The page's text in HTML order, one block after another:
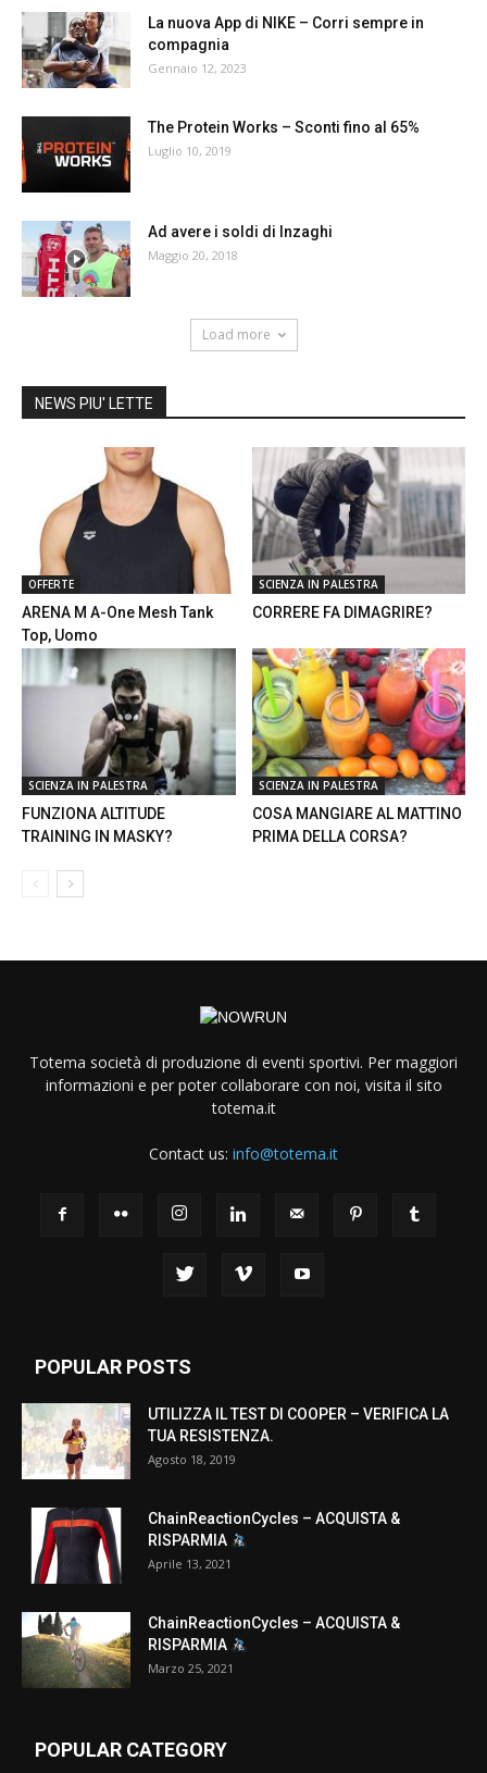
La nuova App di NIKE – Corri sempre in
compagnia
Gennaio 12, 2023
The Protein Works – Sconti fino al 65%
Luglio 10, 2019
Ad avere i soldi di Inzaghi
Maggio 20, 2018
Load more
NEWS PIU' LETTE
OFFERTE
ARENA M A-One Mesh Tank
Top, Uomo
SCIENZA IN PALESTRA
CORRERE FA DIMAGRIRE?
SCIENZA IN PALESTRA
FUNZIONA ALTITUDE
TRAINING IN MASKY?
SCIENZA IN PALESTRA
COSA MANGIARE AL MATTINO
PRIMA DELLA CORSA?
Totema società di produzione di eventi sportivi. Per maggiori
informazioni e per poter collaborare con noi, visita il sito
totema.it
Contact us: info@totema.it
POPULAR POSTS
UTILIZZA IL TEST DI COOPER – VERIFICA LA
TUA RESISTENZA.
Agosto 18, 2019
ChainReactionCycles – ACQUISTA &
RISPARMIA
Aprile 13, 2021
ChainReactionCycles – ACQUISTA &
RISPARMIA
Marzo 25, 2021
POPULAR CATEGORY